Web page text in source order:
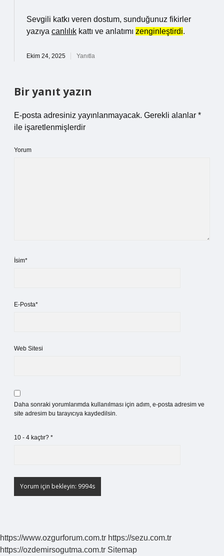
Sevgili katkı veren dostum, sunduğunuz fikirler
yazıya canlılık kattı ve anlatımı zenginleştirdi.
Ekim 24, 2025 Yanıtla
Bir yanıt yazın
E-posta adresiniz yayınlanmayacak. Gerekli alanlar *
ile işaretlenmişlerdir
Yorum
İsim*
E-Posta*
Web Sitesi
Daha sonraki yorumlarımda kullanılması için adım, e-posta adresim ve
site adresim bu tarayıcıya kaydedilsin.
10 - 4 kaçtır? *
https://www.ozgurforum.com.tr https://sezu.com.tr
https://ozdemirsogutma.com.tr Sitemap